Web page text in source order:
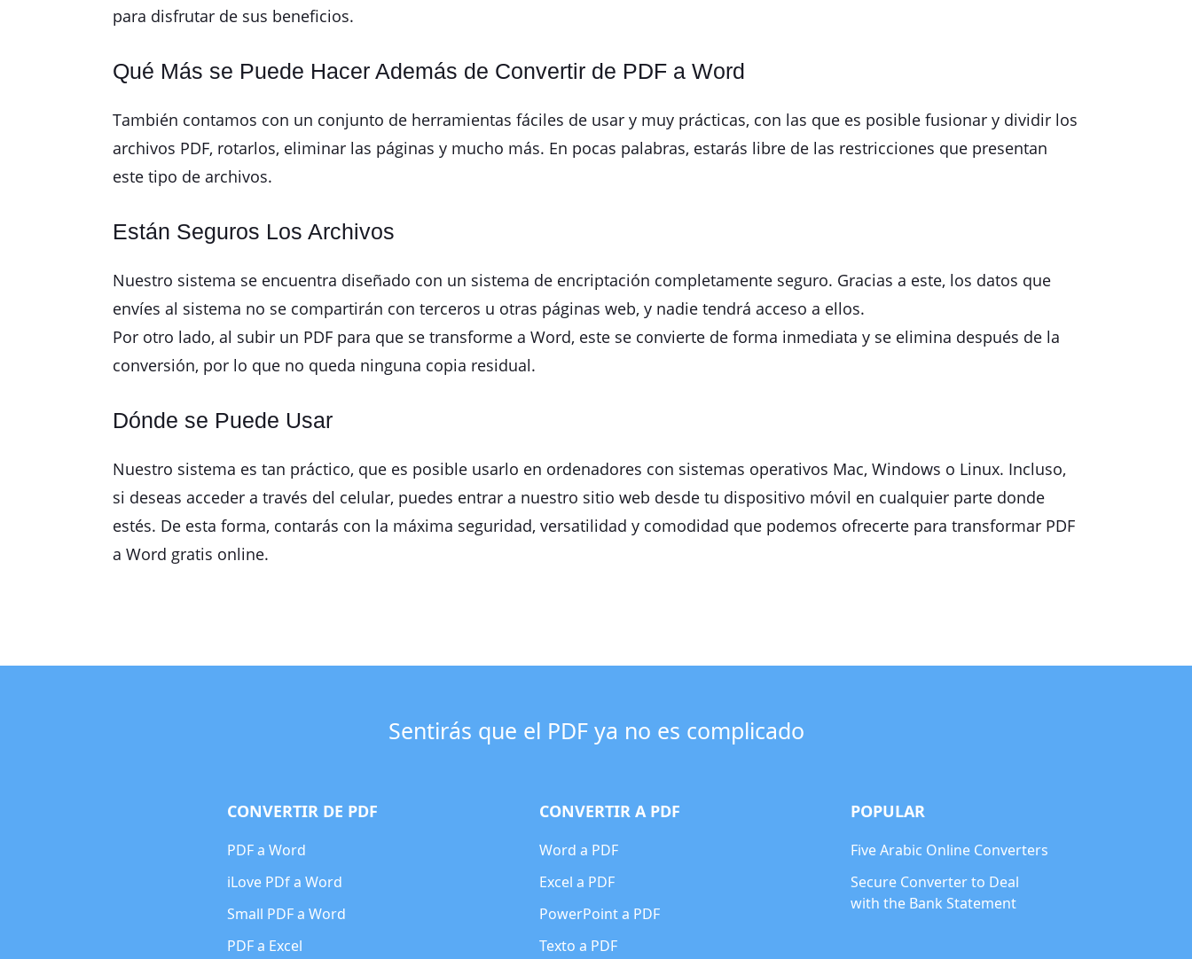
para disfrutar de sus beneficios.
Qué Más se Puede Hacer Además de Convertir de PDF a Word
También contamos con un conjunto de herramientas fáciles de usar y muy prácticas, con las que es posible fusionar y dividir los
archivos PDF, rotarlos, eliminar las páginas y mucho más. En pocas palabras, estarás libre de las restricciones que presentan
este tipo de archivos.
Están Seguros Los Archivos
Nuestro sistema se encuentra diseñado con un sistema de encriptación completamente seguro. Gracias a este, los datos que
envíes al sistema no se compartirán con terceros u otras páginas web, y nadie tendrá acceso a ellos.
Por otro lado, al subir un PDF para que se transforme a Word, este se convierte de forma inmediata y se elimina después de la
conversión, por lo que no queda ninguna copia residual.
Dónde se Puede Usar
Nuestro sistema es tan práctico, que es posible usarlo en ordenadores con sistemas operativos Mac, Windows o Linux. Incluso,
si deseas acceder a través del celular, puedes entrar a nuestro sitio web desde tu dispositivo móvil en cualquier parte donde
estés. De esta forma, contarás con la máxima seguridad, versatilidad y comodidad que podemos ofrecerte para transformar PDF
a Word gratis online.
Sentirás que el PDF ya no es complicado
CONVERTIR DE PDF
PDF a Word
iLove PDf a Word
Small PDF a Word
PDF a Excel
CONVERTIR A PDF
Word a PDF
Excel a PDF
PowerPoint a PDF
Texto a PDF
POPULAR
Five Arabic Online Converters
Secure Converter to Deal
with the Bank Statement